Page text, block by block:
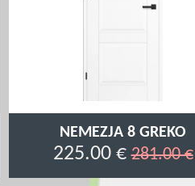
NEMEZJA 8 GREKO
225.00 € 281.00 €